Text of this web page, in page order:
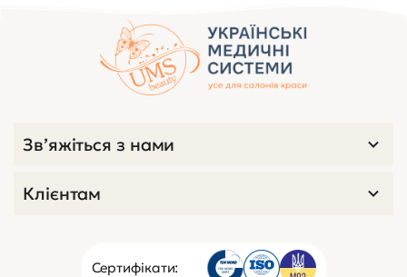
Сертифікати:
Зв’яжіться з нами
Клієнтам